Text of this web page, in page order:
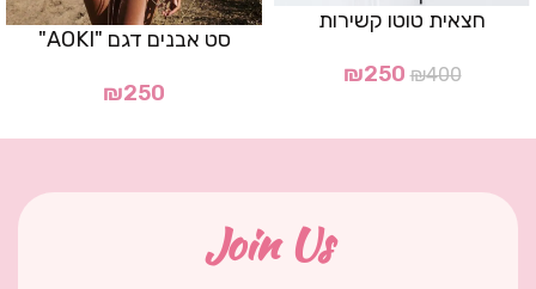
חצאית טוטו קשירות
₪400
₪250
סט אבנים דגם "AOKI"
₪250
Join Us